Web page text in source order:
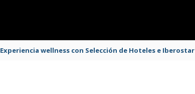
Experiencia wellness con Selección de Hoteles e Iberostar